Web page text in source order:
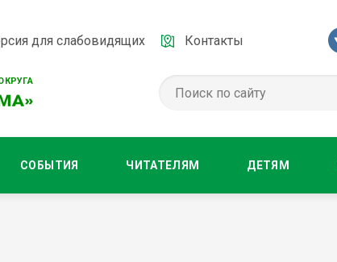
для слабовидящих Контакты
СОБЫТИЯ ЧИТАТЕЛЯМ ДЕТЯМ